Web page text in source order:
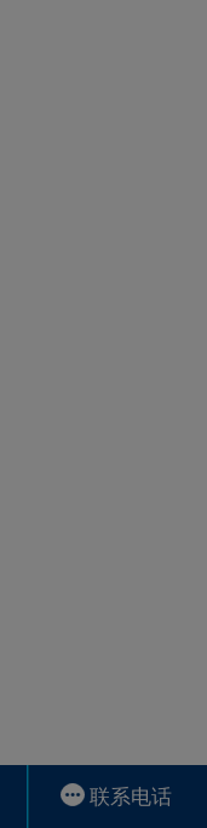
联系电话